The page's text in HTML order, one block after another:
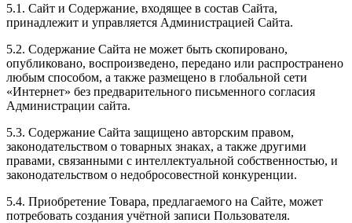
5.1. Сайт и Содержание, входящее в состав Сайта,
принадлежит и управляется Администрацией Сайта.
5.2. Содержание Сайта не может быть скопировано,
опубликовано, воспроизведено, передано или распространено
любым способом, а также размещено в глобальной сети
«Интернет» без предварительного письменного согласия
Администрации сайта.
5.3. Содержание Сайта защищено авторским правом,
законодательством о товарных знаках, а также другими
правами, связанными с интеллектуальной собственностью, и
законодательством о недобросовестной конкуренции.
5.4. Приобретение Товара, предлагаемого на Сайте, может
потребовать создания учётной записи Пользователя.